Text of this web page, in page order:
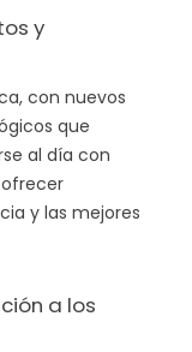
y
con nuevos
que
al día con
y las mejores
a los